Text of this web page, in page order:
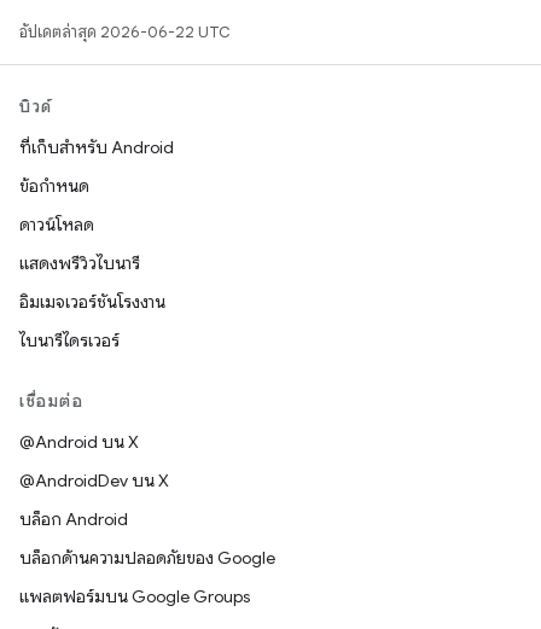
อัปเดตล่าสุด 2026-06-22 UTC
บิวด์
ที่เก็บสำหรับ Android
ข้อกำหนด
ดาวน์โหลด
แสดงพรีวิวไบนารี
อิมเมจเวอร์ชันโรงงาน
ไบนารีไดรเวอร์
เชื่อมต่อ
@Android บน X
@AndroidDev บน X
บล็อก Android
บล็อกด้านความปลอดภัยของ Google
แพลตฟอร์มบน Google Groups